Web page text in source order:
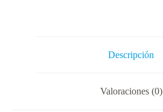
Descripción
Valoraciones (0)